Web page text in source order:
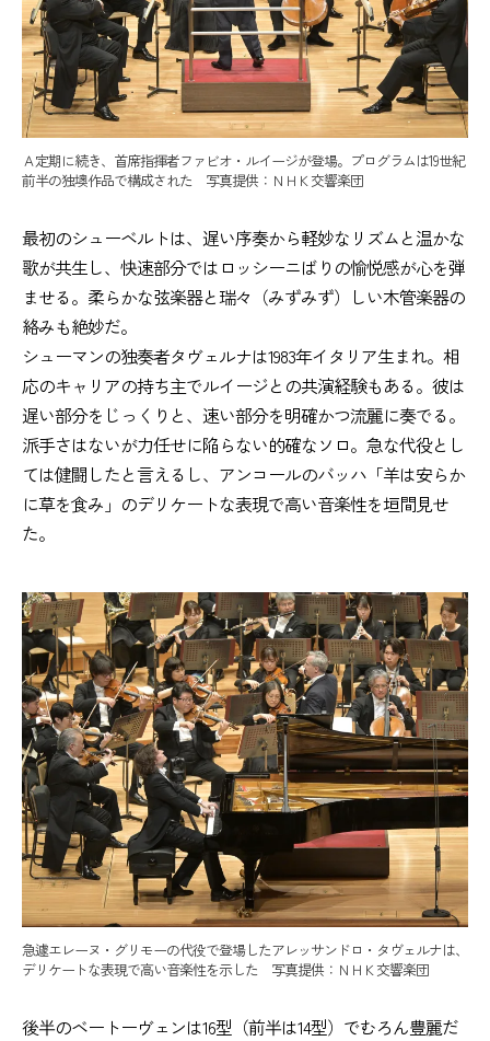
Ａ定期に続き、首席指揮者ファビオ・ルイージが登場。プログラムは19世紀
前半の独墺作品で構成された 写真提供：ＮＨＫ交響楽団
最初のシューベルトは、遅い序奏から軽妙なリズムと温かな
歌が共生し、快速部分ではロッシーニばりの愉悦感が心を弾
ませる。柔らかな弦楽器と瑞々（みずみず）しい木管楽器の
絡みも絶妙だ。
シューマンの独奏者タヴェルナは1983年イタリア生まれ。相
応のキャリアの持ち主でルイージとの共演経験もある。彼は
遅い部分をじっくりと、速い部分を明確かつ流麗に奏でる。
派手さはないが力任せに陥らない的確なソロ。急な代役とし
ては健闘したと言えるし、アンコールのバッハ「羊は安らか
に草を食み」のデリケートな表現で高い音楽性を垣間見せ
た。
急遽エレーヌ・グリモーの代役で登場したアレッサンドロ・タヴェルナは、
デリケートな表現で高い音楽性を示した 写真提供：ＮＨＫ交響楽団
後半のベートーヴェンは16型（前半は14型）でむろん豊麗だ